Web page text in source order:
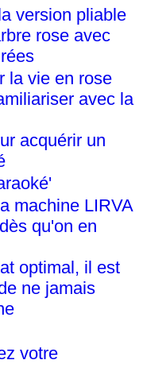
version pliable
rose avec
la vie en rose
avec la
acquérir un
machine LIRVA
qu'on en
optimal, il est
ne jamais
votre